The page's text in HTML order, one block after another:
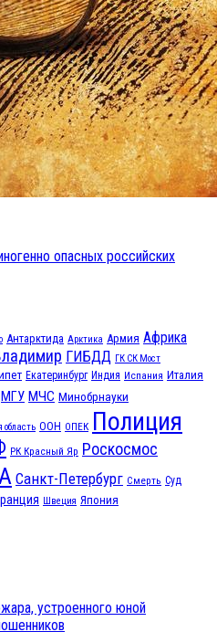
опасных российских
Антарктида Арктика Армия Африка
ГИБДД ГК СК Мост
Екатеринбург Индия Испания Италия
МГУ МЧС Минобрнауки
область ООН ОПЕК Полиция
РК Красный Яр Роскосмос
Санкт-Петербург Смерть Суд
Швеция Япония